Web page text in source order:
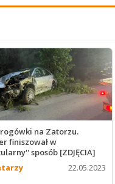
na Zatorzu.
finiszował w
sposób [ZDJĘCIA]
22.05.2023